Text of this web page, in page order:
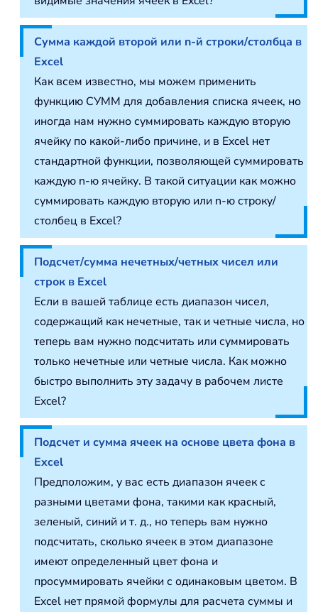
Сумма каждой второй или n-й строки/столбца в
Excel
Как всем известно, мы можем применить
функцию СУММ для добавления списка ячеек, но
иногда нам нужно суммировать каждую вторую
ячейку по какой-либо причине, и в Excel нет
стандартной функции, позволяющей суммировать
каждую n-ю ячейку. В такой ситуации как можно
суммировать каждую вторую или n-ю строку/
столбец в Excel?
Подсчет/сумма нечетных/четных чисел или
строк в Excel
Если в вашей таблице есть диапазон чисел,
содержащий как нечетные, так и четные числа, но
теперь вам нужно подсчитать или суммировать
только нечетные или четные числа. Как можно
быстро выполнить эту задачу в рабочем листе
Excel?
Подсчет и сумма ячеек на основе цвета фона в
Excel
Предположим, у вас есть диапазон ячеек с
разными цветами фона, такими как красный,
зеленый, синий и т. д., но теперь вам нужно
подсчитать, сколько ячеек в этом диапазоне
имеют определенный цвет фона и
просуммировать ячейки с одинаковым цветом. В
Excel нет прямой формулы для расчета суммы и